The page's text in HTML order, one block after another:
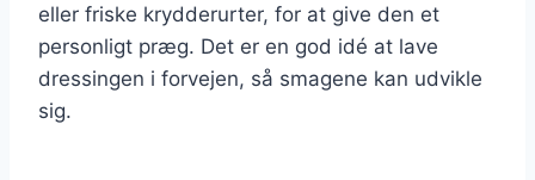
eller friske krydderurter, for at give den et
personligt præg. Det er en god idé at lave
dressingen i forvejen, så smagene kan udvikle
sig.